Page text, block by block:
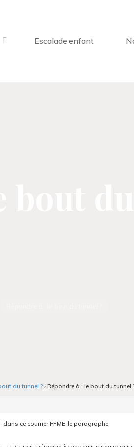
Escalade enfant
du tunnel ? › Répondre à : le bout du tunnel
dans ce courrier FFME le paragraphe